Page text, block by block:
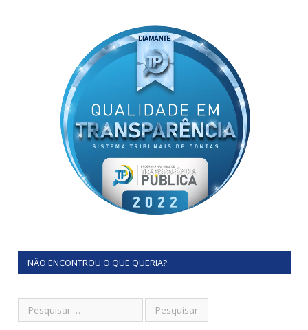
NÃO ENCONTROU O QUE QUERIA?